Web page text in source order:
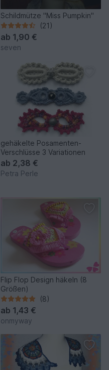
Schildmütze "Miss Pumpkin"
(21)
ab 1,90 €
seven
gehäkelte Posamenten-
Verschlüsse 3 Variationen
ab 2,38 €
Petra Perle
Flip Flop Design häkeln (8
Größen)
(8)
ab 1,43 €
onmyway